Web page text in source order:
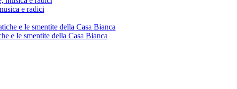
e radici
e le smentite della Casa Bianca